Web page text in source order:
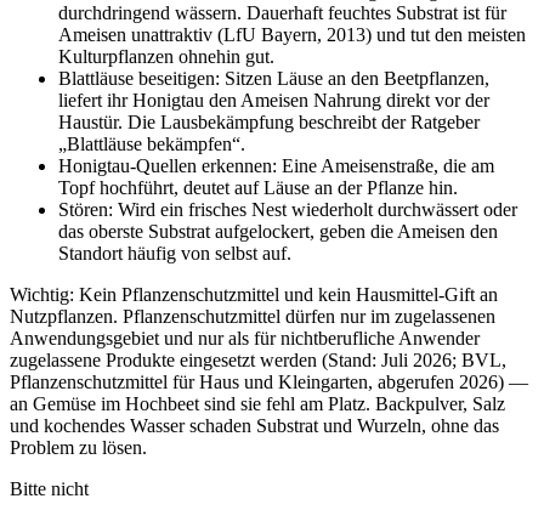
durchdringend wässern. Dauerhaft feuchtes Substrat ist für
Ameisen unattraktiv (LfU Bayern, 2013) und tut den meisten
Kulturpflanzen ohnehin gut.
Blattläuse beseitigen: Sitzen Läuse an den Beetpflanzen,
liefert ihr Honigtau den Ameisen Nahrung direkt vor der
Haustür. Die Lausbekämpfung beschreibt der Ratgeber
„Blattläuse bekämpfen“.
Honigtau-Quellen erkennen: Eine Ameisenstraße, die am
Topf hochführt, deutet auf Läuse an der Pflanze hin.
Stören: Wird ein frisches Nest wiederholt durchwässert oder
das oberste Substrat aufgelockert, geben die Ameisen den
Standort häufig von selbst auf.
Wichtig: Kein Pflanzenschutzmittel und kein Hausmittel-Gift an
Nutzpflanzen. Pflanzenschutzmittel dürfen nur im zugelassenen
Anwendungsgebiet und nur als für nichtberufliche Anwender
zugelassene Produkte eingesetzt werden (Stand: Juli 2026; BVL,
Pflanzenschutzmittel für Haus und Kleingarten, abgerufen 2026) —
an Gemüse im Hochbeet sind sie fehl am Platz. Backpulver, Salz
und kochendes Wasser schaden Substrat und Wurzeln, ohne das
Problem zu lösen.
Bitte nicht